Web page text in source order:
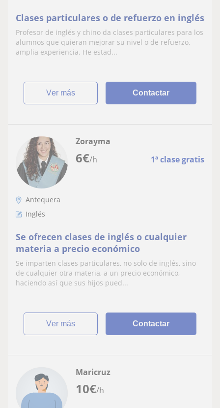
Clases particulares o de refuerzo en inglés
Profesor de inglés y chino da clases particulares para los
alumnos que quieran mejorar su nivel o de refuerzo,
amplia experiencia. He estad...
ver más Contactar
6€/h 1ª clase gratis
Zorayma
Antequera
Inglés
Se ofrecen clases de inglés o cualquier
materia a precio económico
Se imparten clases particulares, no solo de inglés, sino
de cualquier otra materia, a un precio económico,
haciendo así que sus hijos pued...
ver más Contactar
10€/h
Maricruz